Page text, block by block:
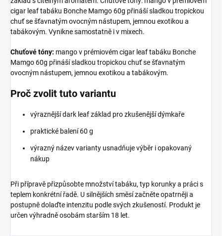
cigar leaf tabáku Bonche Mamgo 60g přináší sladkou tropickou
chuť se šťavnatým ovocným nástupem, jemnou exotikou a
tabákovým. Vynikne samostatně i v mixech.
Chuťové tóny: mango v prémiovém cigar leaf tabáku Bonche
Mamgo 60g přináší sladkou tropickou chuť se šťavnatým
ovocným nástupem, jemnou exotikou a tabákovým.
Proč zvolit tuto variantu
výraznější dark leaf základ pro zkušenější dýmkaře
praktické balení 60 g
výrazný název varianty usnadňuje výběr i opakovaný
nákup
Při přípravě přizpůsobte množství tabáku, typ korunky a práci s
teplem konkrétní řadě. U silnějších směsí začněte opatrněji a
postupně dolaďte intenzitu podle svých zkušeností. Produkt je
určen výhradně osobám starším 18 let.